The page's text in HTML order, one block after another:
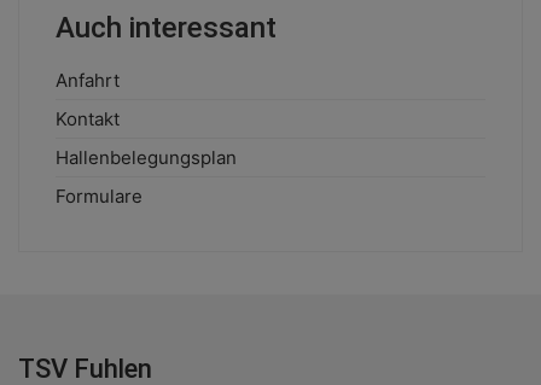
Auch interessant
Anfahrt
Kontakt
Hallenbelegungsplan
Formulare
TSV Fuhlen